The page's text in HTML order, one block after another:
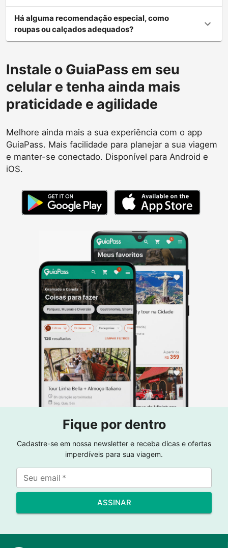
Há alguma recomendação especial, como
roupas ou calçados adequados?
Instale o GuiaPass em seu
celular e tenha ainda mais
praticidade e agilidade
Melhore ainda mais a sua experiência com o app
GuiaPass. Mais facilidade para planejar a sua viagem
e manter-se conectado. Disponível para Android e
iOS.
Fique por dentro
Cadastre-se em nossa newsletter e receba dicas e ofertas
imperdíveis para sua viagem.
Seu email *
ASSINAR